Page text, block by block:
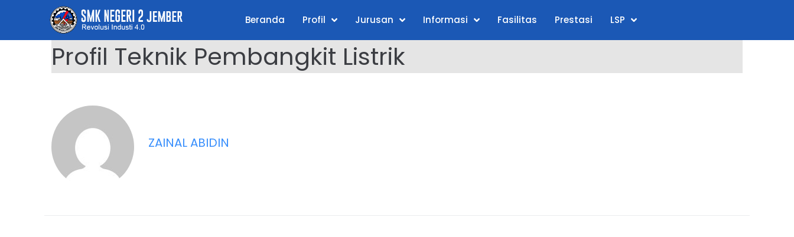
Beranda Profil Jurusan Informasi Fasilitas Prestasi LSP
Profil Teknik Pembangkit Listrik
ZAINAL ABIDIN